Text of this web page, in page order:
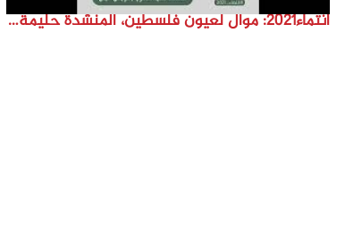
انتماء2021: موال لعيون فلسطين، المنشدة حليمة المصري، لبنان